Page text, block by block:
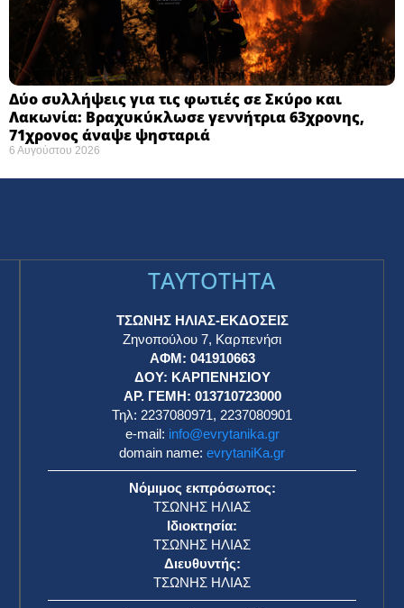
Δύο συλλήψεις για τις φωτιές σε Σκύρο και
Λακωνία: Βραχυκύκλωσε γεννήτρια 63χρονης,
71χρονος άναψε ψησταριά
6 Αυγούστου 2026
TAYTOTHTA
ΤΣΩΝΗΣ ΗΛΙΑΣ-ΕΚΔΟΣΕΙΣ
Ζηνοπούλου 7, Καρπενήσι
ΑΦΜ: 041910663
ΔΟΥ: ΚΑΡΠΕΝΗΣΙΟΥ
ΑΡ. ΓΕΜΗ: 013710723000
Τηλ: 2237080971, 2237080901
e-mail: info@evrytanika.gr
domain name: evrytaniKa.gr
Νόμιμος εκπρόσωπος:
ΤΣΩΝΗΣ ΗΛΙΑΣ
Ιδιοκτησία:
ΤΣΩΝΗΣ ΗΛΙΑΣ
Διευθυντής:
ΤΣΩΝΗΣ ΗΛΙΑΣ